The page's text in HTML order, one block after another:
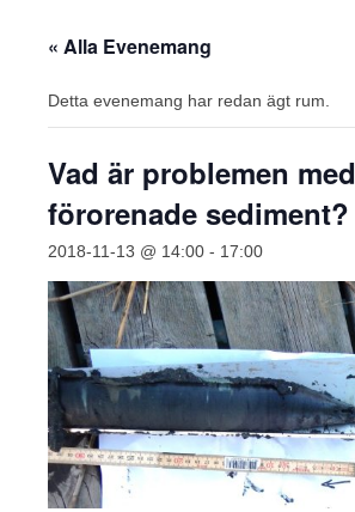
« Alla Evenemang
Detta evenemang har redan ägt rum.
Vad är problemen med
förorenade sediment?
2018-11-13 @ 14:00 - 17:00